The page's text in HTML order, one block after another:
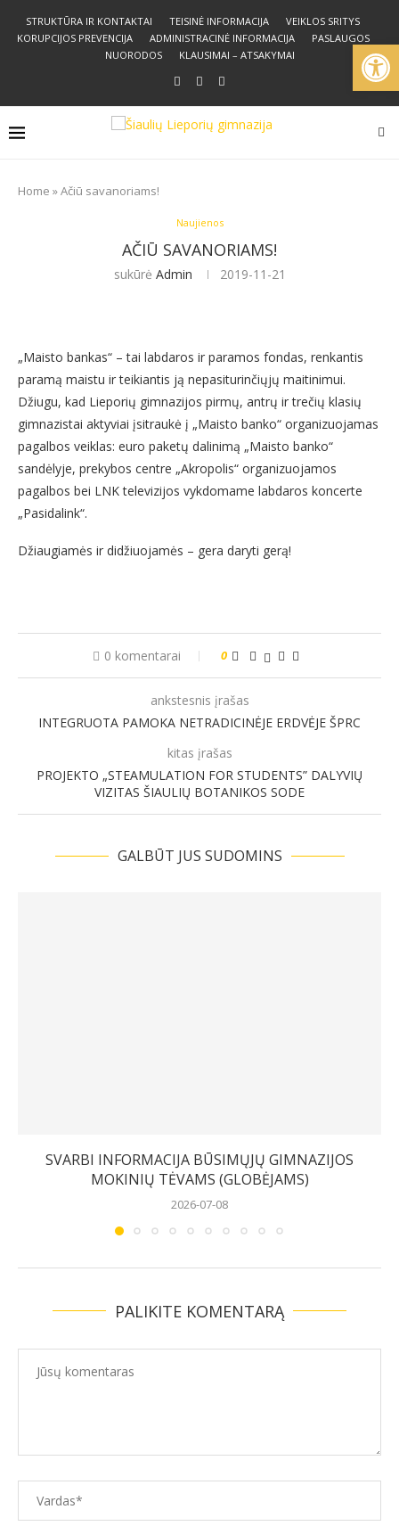
STRUKTŪRA IR KONTAKTAI TEISINĖ INFORMACIJA
VEIKLOS SRITYS
KORUPCIJOS PREVENCIJA
ADMINISTRACINĖ INFORMACIJA
PASLAUGOS
NUORODOS
KLAUSIMAI – ATSAKYMAI
Home »Ačiū savanoriams!
Naujienos
AČIŪ SAVANORIAMS!
sukūrė Admin 2019-11-21
„Maisto bankas“ – tai labdaros ir paramos fondas, renkantis
paramą maistu ir teikiantis ją nepasiturinčiųjų maitinimui.
Džiugu, kad Lieporių gimnazijos pirmų, antrų ir trečių klasių
gimnazistai aktyviai įsitraukė į „Maisto banko“ organizuojamas
pagalbos veiklas: euro paketų dalinimą „Maisto banko“
sandėlyje, prekybos centre „Akropolis“ organizuojamos
pagalbos bei LNK televizijos vykdomame labdaros koncerte
„Pasidalink“.
Džiaugiamės ir didžiuojamės – gera daryti gerą!
0 komentarai 0
ankstesnis įrašas
INTEGRUOTA PAMOKA NETRADICINĖJE ERDVĖJE ŠPRC
kitas įrašas
PROJEKTO „STEAMULATION FOR STUDENTS” DALYVIŲ
VIZITAS ŠIAULIŲ BOTANIKOS SODE
GALBŪT JUS SUDOMINS
2026-06-26
PALIKITE KOMENTARĄ